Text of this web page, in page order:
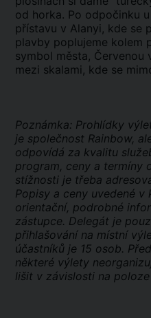
od horka. Po odpočinku
přístavu v Alanyi, kde se
plavby poplujeme kolem
symbol města, Červenou
mezi skalami, kde se
Poznámka: Prohlídky
je společnost Rainbow,
odpovídá za kvalitu
program, ceny a termíny
stížnosti je třeba
Popisy a ceny uvedené v
orientační, podrobné
zástupce. Delegát je
přihlašování na místní
účastníků je 15 osob.
některé výlety
lišit v závislosti na poloze